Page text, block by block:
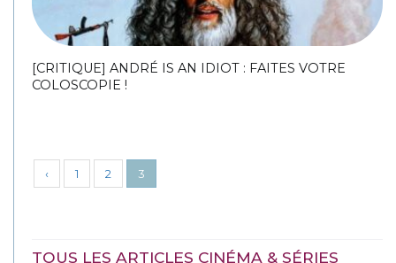
[CRITIQUE] ANDRÉ IS AN IDIOT : FAITES VOTRE
COLOSCOPIE !
‹ 1 2 3
TOUS LES ARTICLES CINÉMA & SÉRIES